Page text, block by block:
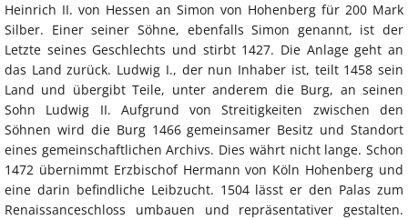
Heinrich II. von Hessen an Simon von Hohenberg für 200 Mark
Silber. Einer seiner Söhne, ebenfalls Simon genannt, ist der
Letzte seines Geschlechts und stirbt 1427. Die Anlage geht an
das Land zurück. Ludwig I., der nun Inhaber ist, teilt 1458 sein
Land und übergibt Teile, unter anderem die Burg, an seinen
Sohn Ludwig II. Aufgrund von Streitigkeiten zwischen den
Söhnen wird die Burg 1466 gemeinsamer Besitz und Standort
eines gemeinschaftlichen Archivs. Dies währt nicht lange. Schon
1472 übernimmt Erzbischof Hermann von Köln Hohenberg und
eine darin befindliche Leibzucht. 1504 lässt er den Palas zum
Renaissanceschloss umbauen und repräsentativer gestalten.